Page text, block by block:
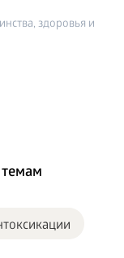
здоровья и